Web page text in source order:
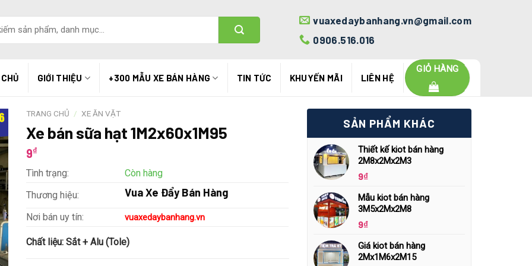
vuaxedaybanhang.vn@gmail.com
0906.516.016
GIỚI THIỆU +300 MẪU XE BÁN HÀNG TIN TỨC KHUYẾN MÃI LIÊN HỆ
GIỎ HÀNG
TRANG CHỦ / XE ĂN VẶT
Xe bán sữa hạt 1M2x60x1M95
9₫
Tình trạng:
Còn hàng
Thương hiệu:
Vua Xe Đẩy Bán Hàng
Nơi bán uy tín: vuaxedaybanhang.vn
Chất liệu: Sắt + Alu (Tole)
SẢN PHẨM KHÁC
Thiết kế kiot bán hàng
2M8x2Mx2M3
9₫
Mẫu kiot bán hàng
3M5x2Mx2M8
9₫
Giá kiot bán hàng
2Mx1M6x2M15